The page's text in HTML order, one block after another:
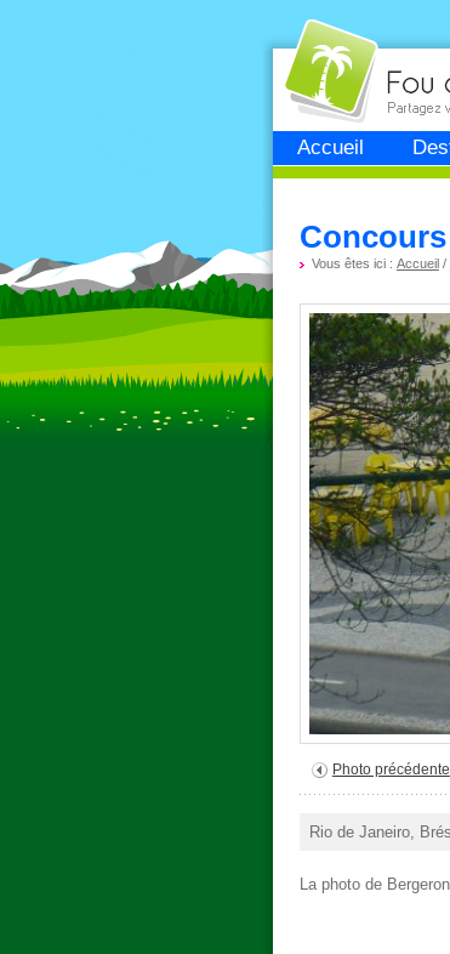
Accueil
Fou devoyage
Vous êtes ici : Accueil/
Photo précédente
Rio de Janeiro,
La photo de